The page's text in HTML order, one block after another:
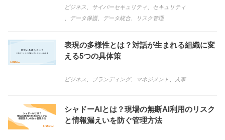
ビジネス サイバーセキュリティ
セキュリティ
データ保護、 データ統合、 リスク管理
表現の多様性とは？対話が生まれる組織に変
える5つの具体策
ビジネス ブランディング、 マネジメント 人事
シャドーAIとは？現場の無断AI利用のリスク
と情報漏えいを防ぐ管理方法